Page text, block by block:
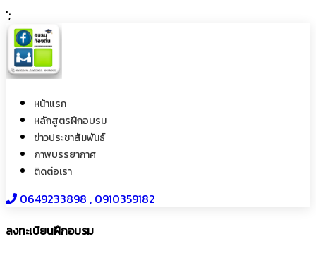
';
หน้าแรก
หลักสูตรฝึกอบรม
ข่าวประชาสัมพันธ์
ภาพบรรยากาศ
ติดต่อเรา
0649233898​ , 0910359182
ลงทะเบียนฝึกอบรม